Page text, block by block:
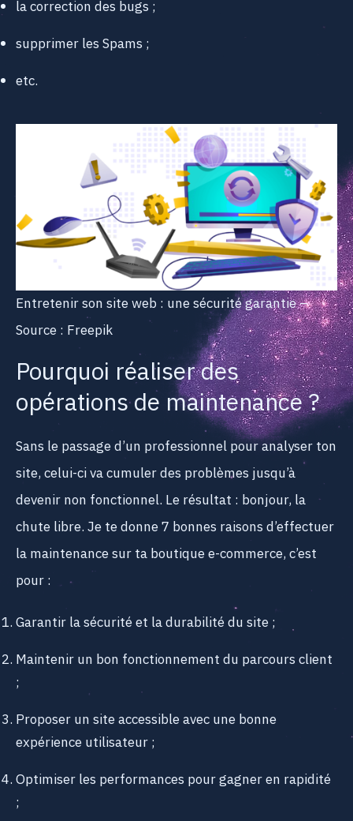
la correction des bugs ;
supprimer les Spams ;
etc.
Entretenir son site web : une sécurité garantie –
Source : Freepik
Pourquoi réaliser des
opérations de maintenance ?
Sans le passage d’un professionnel pour analyser ton
site, celui-ci va cumuler des problèmes jusqu’à
devenir non fonctionnel. Le résultat : bonjour, la
chute libre. Je te donne 7 bonnes raisons d’effectuer
la maintenance sur ta boutique e-commerce, c’est
pour :
Garantir la sécurité et la durabilité du site ;
Maintenir un bon fonctionnement du parcours client
;
Proposer un site accessible avec une bonne
expérience utilisateur ;
Optimiser les performances pour gagner en rapidité
;